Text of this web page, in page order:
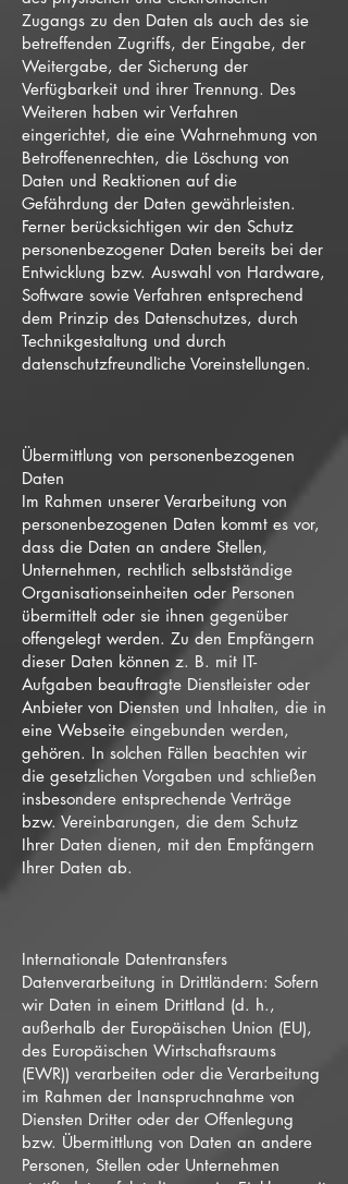
Zugangs zu den Daten als auch des sie
betreffenden Zugriffs, der Eingabe, der
Weitergabe, der Sicherung der
Verfügbarkeit und ihrer Trennung. Des
Weiteren haben wir Verfahren
eingerichtet, die eine Wahrnehmung von
Betroffenenrechten, die Löschung von
Daten und Reaktionen auf die
Gefährdung der Daten gewährleisten.
Ferner berücksichtigen wir den Schutz
personenbezogener Daten bereits bei der
Entwicklung bzw. Auswahl von Hardware,
Software sowie Verfahren entsprechend
dem Prinzip des Datenschutzes, durch
Technikgestaltung und durch
datenschutzfreundliche Voreinstellungen.
Übermittlung von personenbezogenen
Daten
Im Rahmen unserer Verarbeitung von
personenbezogenen Daten kommt es vor,
dass die Daten an andere Stellen,
Unternehmen, rechtlich selbstständige
Organisationseinheiten oder Personen
übermittelt oder sie ihnen gegenüber
offengelegt werden. Zu den Empfängern
dieser Daten können z. B. mit IT-
Aufgaben beauftragte Dienstleister oder
Anbieter von Diensten und Inhalten, die in
eine Webseite eingebunden werden,
gehören. In solchen Fällen beachten wir
die gesetzlichen Vorgaben und schließen
insbesondere entsprechende Verträge
bzw. Vereinbarungen, die dem Schutz
Ihrer Daten dienen, mit den Empfängern
Ihrer Daten ab.
Internationale Datentransfers
Datenverarbeitung in Drittländern: Sofern
wir Daten in einem Drittland (d. h.,
außerhalb der Europäischen Union (EU),
des Europäischen Wirtschaftsraums
(EWR)) verarbeiten oder die Verarbeitung
im Rahmen der Inanspruchnahme von
Diensten Dritter oder der Offenlegung
bzw. Übermittlung von Daten an andere
Personen, Stellen oder Unternehmen